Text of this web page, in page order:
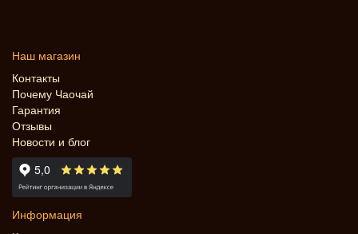
Наш магазин
Контакты
Почему Чаочай
Гарантия
Отзывы
Новости и блог
Информация